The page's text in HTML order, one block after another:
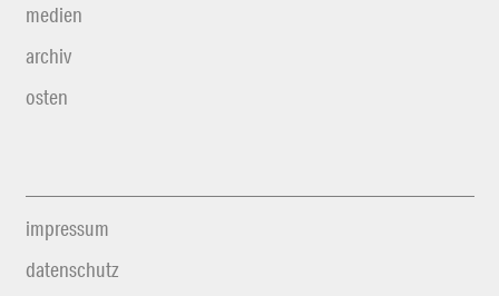
medien
archiv
osten
impressum
datenschutz